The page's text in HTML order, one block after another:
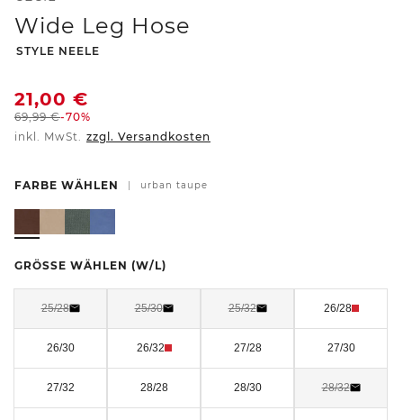
Wide Leg Hose
-
STYLE NEELE
21,00 €
69,99€-70%
inkl. MwSt. zzgl. Versandkosten
FARBE WÄHLEN urban taupe
GRÖSSE WÄHLEN (W/L)
25/28 25/30 25/32 26/28
26/30 26/32 27/28 27/30
27/32 28/28 28/30 28/32